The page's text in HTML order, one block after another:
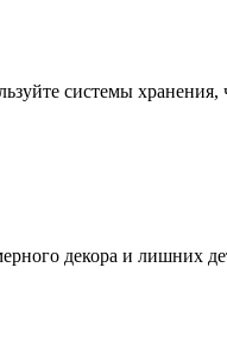
системы
декора и лишних